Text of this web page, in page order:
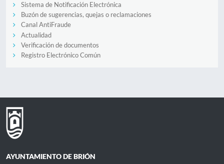
Sistema de Notificación Electrónica
Buzón de sugerencias, quejas o reclamaciones
Canal AntiFraude
Actualidad
Verificación de documentos
Registro Electrónico Común
AYUNTAMIENTO DE BRIÓN